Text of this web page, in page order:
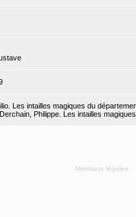
Les intailles magiques du
Philippe. Les intailles
Mentions légales